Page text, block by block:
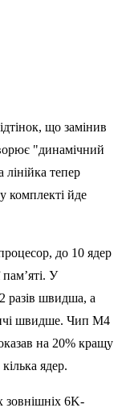
що замінив
"динамічний
лінійка тепер
комплекті йде
до 10 ядер
У
разів швидша, а
швидше. Чип M4
на 20% кращу
ядер.
зовнішніх 6K-